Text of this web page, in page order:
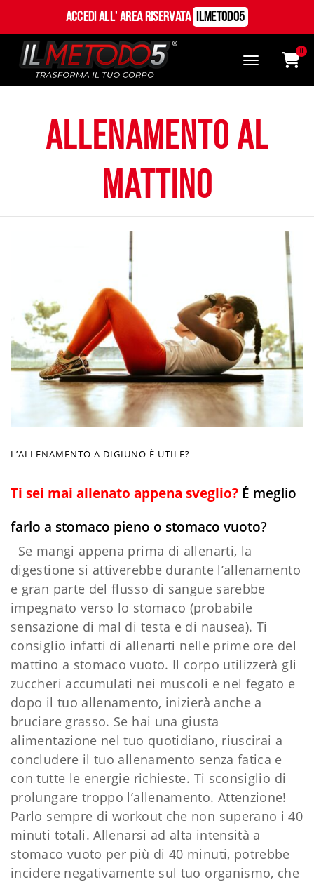
Accedi all' Area Riservata ILMetodo5
0
allenamento al
mattino
L’ALLENAMENTO A DIGIUNO È UTILE?
Ti sei mai allenato appena sveglio? É meglio
farlo a stomaco pieno o stomaco vuoto?
Se mangi appena prima di allenarti, la
digestione si attiverebbe durante l’allenamento
e gran parte del flusso di sangue sarebbe
impegnato verso lo stomaco (probabile
sensazione di mal di testa e di nausea). Ti
consiglio infatti di allenarti nelle prime ore del
mattino a stomaco vuoto. Il corpo utilizzerà gli
zuccheri accumulati nei muscoli e nel fegato e
dopo il tuo allenamento, inizierà anche a
bruciare grasso. Se hai una giusta
alimentazione nel tuo quotidiano, riuscirai a
concludere il tuo allenamento senza fatica e
con tutte le energie richieste. Ti sconsiglio di
prolungare troppo l’allenamento. Attenzione!
Parlo sempre di workout che non superano i 40
minuti totali. Allenarsi ad alta intensità a
stomaco vuoto per più di 40 minuti, potrebbe
incidere negativamente sul tuo organismo, che